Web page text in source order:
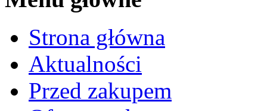
Strona główna
Aktualności
Przed zakupem